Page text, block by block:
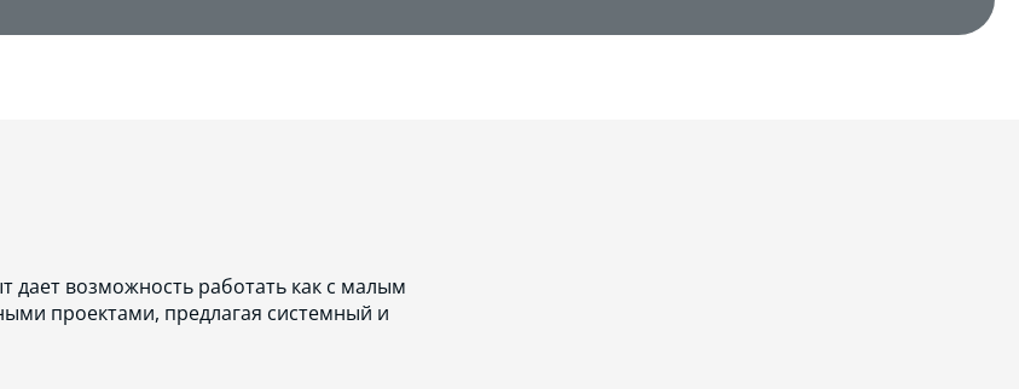
возможность работать как с малым
проектами, предлагая системный и